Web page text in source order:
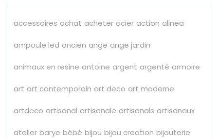
accessoires achat acheter acier action alinea
ampoule led ancien ange ange jardin
animaux en resine antoine argent argenté armoire
art art contemporain art deco art moderne
artdeco artisanal artisanale artisanals artisanaux
atelier barye bébé bijou bijou creation bijouterie